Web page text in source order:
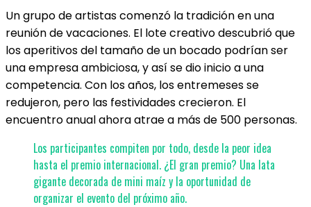
Un grupo de artistas comenzó la tradición en una
reunión de vacaciones. El lote creativo descubrió que
los aperitivos del tamaño de un bocado podrían ser
una empresa ambiciosa, y así se dio inicio a una
competencia. Con los años, los entremeses se
redujeron, pero las festividades crecieron. El
encuentro anual ahora atrae a más de 500 personas.
Los participantes compiten por todo, desde la peor idea
hasta el premio internacional. ¿El gran premio? Una lata
gigante decorada de mini maíz y la oportunidad de
organizar el evento del próximo año.